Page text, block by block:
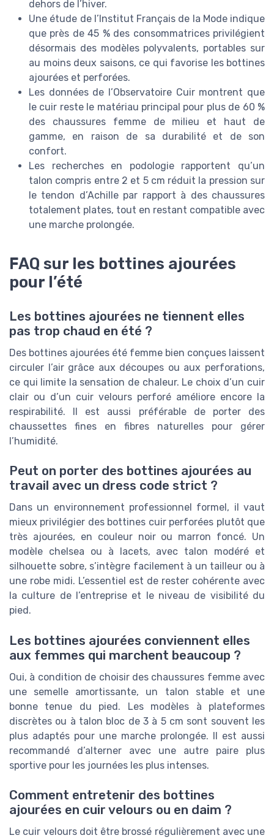
dehors de l’hiver.
Une étude de l’Institut Français de la Mode indique
que près de 45 % des consommatrices privilégient
désormais des modèles polyvalents, portables sur
au moins deux saisons, ce qui favorise les bottines
ajourées et perforées.
Les données de l’Observatoire Cuir montrent que
le cuir reste le matériau principal pour plus de 60 %
des chaussures femme de milieu et haut de
gamme, en raison de sa durabilité et de son
confort.
Les recherches en podologie rapportent qu’un
talon compris entre 2 et 5 cm réduit la pression sur
le tendon d’Achille par rapport à des chaussures
totalement plates, tout en restant compatible avec
une marche prolongée.
FAQ sur les bottines ajourées
pour l’été
Les bottines ajourées ne tiennent elles
pas trop chaud en été ?
Des bottines ajourées été femme bien conçues laissent
circuler l’air grâce aux découpes ou aux perforations,
ce qui limite la sensation de chaleur. Le choix d’un cuir
clair ou d’un cuir velours perforé améliore encore la
respirabilité. Il est aussi préférable de porter des
chaussettes fines en fibres naturelles pour gérer
l’humidité.
Peut on porter des bottines ajourées au
travail avec un dress code strict ?
Dans un environnement professionnel formel, il vaut
mieux privilégier des bottines cuir perforées plutôt que
très ajourées, en couleur noir ou marron foncé. Un
modèle chelsea ou à lacets, avec talon modéré et
silhouette sobre, s’intègre facilement à un tailleur ou à
une robe midi. L’essentiel est de rester cohérente avec
la culture de l’entreprise et le niveau de visibilité du
pied.
Les bottines ajourées conviennent elles
aux femmes qui marchent beaucoup ?
Oui, à condition de choisir des chaussures femme avec
une semelle amortissante, un talon stable et une
bonne tenue du pied. Les modèles à plateformes
discrètes ou à talon bloc de 3 à 5 cm sont souvent les
plus adaptés pour une marche prolongée. Il est aussi
recommandé d’alterner avec une autre paire plus
sportive pour les journées les plus intenses.
Comment entretenir des bottines
ajourées en cuir velours ou en daim ?
Le cuir velours doit être brossé régulièrement avec une